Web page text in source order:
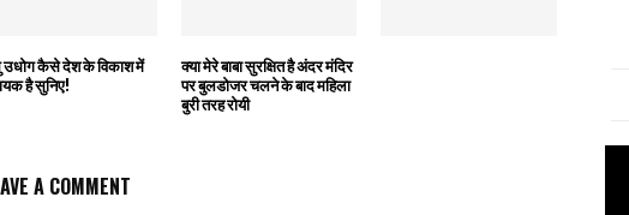
कैसे देश के विकाश में
है सुनिए!
क्या मेरे बाबा सुरक्षित है अंदर मंदिर
पर बुलडोजर चलने के बाद महिला
बुरी तरह रोयी
A COMMENT